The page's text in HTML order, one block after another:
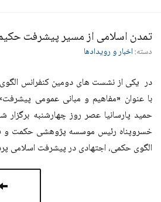
تمدن اسلامی از مسیر پیشرفت
دسته:اخبار و رویدادها
در یکی از نشست های دومین کنفرانس
با عنوان «مفاهیم و مبانی عمومی
حمید پارسانیا عصر روز چهارشنبه
خسروپناه رئیس موسسه پژوهشی حکمت و
الگوی حکمی، اجتهادی در پیشرفت اسلامی